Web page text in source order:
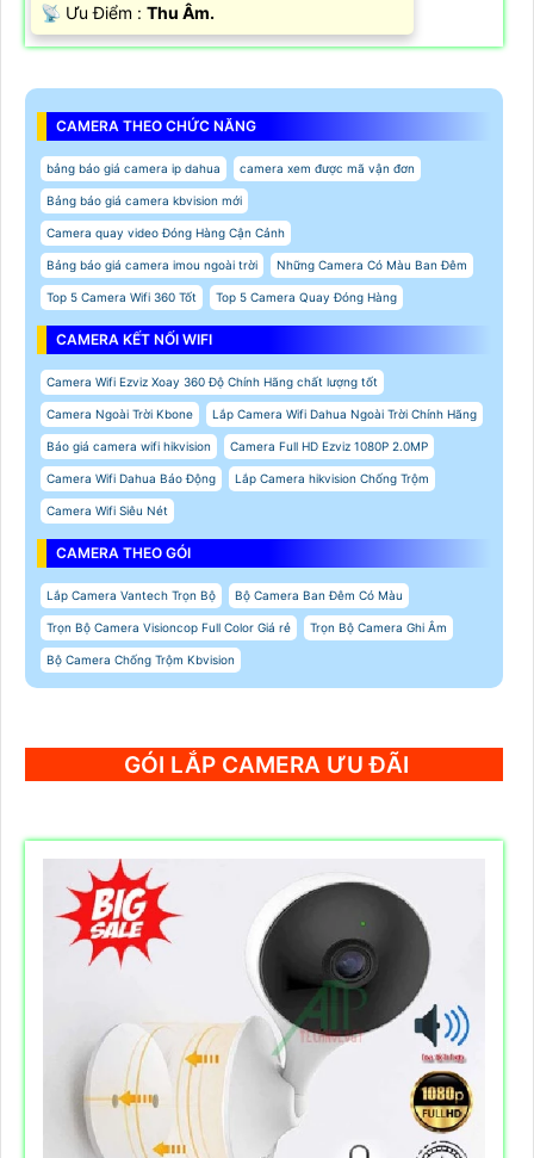
️📡 Ưu Điểm : Thu Âm.
CAMERA THEO CHỨC NĂNG
bảng báo giá camera ip dahua camera xem được mã vận đơn
Bảng báo giá camera kbvision mới
Camera quay video Đóng Hàng Cận Cảnh
Bảng báo giá camera imou ngoài trời Những Camera Có Màu Ban Đêm
Top 5 Camera Wifi 360 Tốt Top 5 Camera Quay Đóng Hàng
CAMERA KẾT NỐI WIFI
Camera Wifi Ezviz Xoay 360 Độ Chính Hãng chất lượng tốt
Camera Ngoài Trời Kbone Lắp Camera Wifi Dahua Ngoài Trời Chính Hãng
Báo giá camera wifi hikvision Camera Full HD Ezviz 1080P 2.0MP
Camera Wifi Dahua Báo Động Lắp Camera hikvision Chống Trộm
Camera Wifi Siêu Nét
CAMERA THEO GÓI
Lắp Camera Vantech Trọn Bộ Bộ Camera Ban Đêm Có Màu
Trọn Bộ Camera Visioncop Full Color Giá rẻ Trọn Bộ Camera Ghi Âm
Bộ Camera Chống Trộm Kbvision
GÓI LẮP CAMERA ƯU ĐÃI